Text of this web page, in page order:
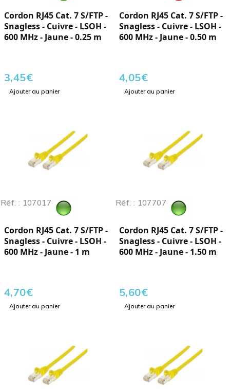
Cordon RJ45 Cat. 7 S/FTP -
Snagless - Cuivre - LSOH -
600 MHz - Jaune - 0.25 m
3,45€
Ajouter au panier
Cordon RJ45 Cat. 7 S/FTP -
Snagless - Cuivre - LSOH -
600 MHz - Jaune - 0.50 m
4,05€
Ajouter au panier
Réf. : 107017
Cordon RJ45 Cat. 7 S/FTP -
Snagless - Cuivre - LSOH -
600 MHz - Jaune - 1 m
4,70€
Ajouter au panier
Réf. : 107707
Cordon RJ45 Cat. 7 S/FTP -
Snagless - Cuivre - LSOH -
600 MHz - Jaune - 1.50 m
5,60€
Ajouter au panier